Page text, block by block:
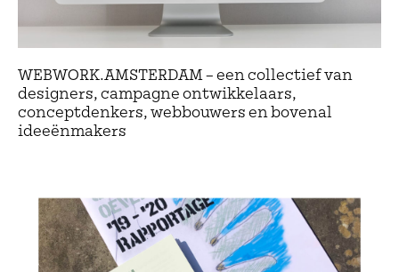
WEBWORK.AMSTERDAM – een collectief van
designers, campagne ontwikkelaars,
conceptdenkers, webbouwers en bovenal
ideeënmakers